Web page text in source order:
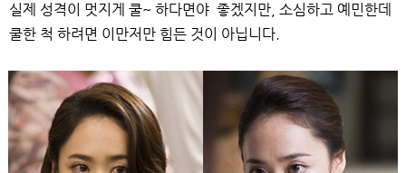
실제 성격이 멋지게 쿨~ 하다면야 좋겠지만, 소심하고 예민한데
쿨한 척 하려면 이만저만 힘든 것이 아닙니다.